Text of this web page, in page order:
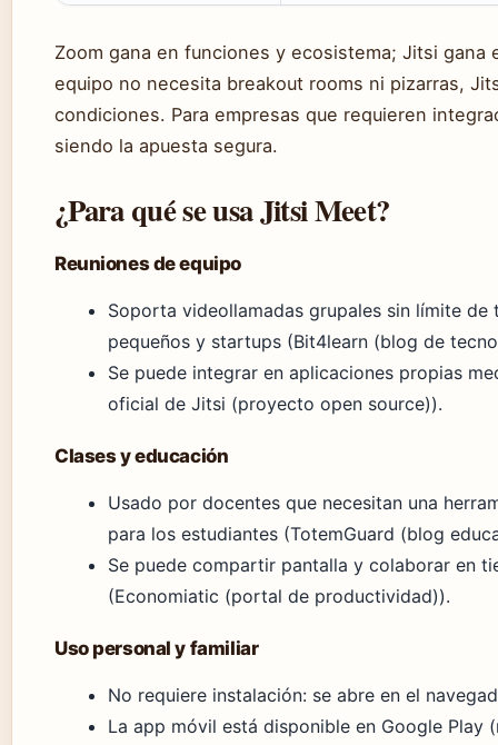
Zoom gana en funciones y ecosistema; Jitsi gana
equipo no necesita breakout rooms ni pizarras,
condiciones. Para empresas que requieren
siendo la apuesta segura.
¿Para qué se usa Jitsi Meet?
Reuniones de equipo
Soporta videollamadas grupales sin límite de
pequeños y startups (Bit4learn (blog de
Se puede integrar en aplicaciones propias
oficial de Jitsi (proyecto open source)).
Clases y educación
Usado por docentes que necesitan una
para los estudiantes (TotemGuard (blog
Se puede compartir pantalla y colaborar en
(Economiatic (portal de productividad)).
Uso personal y familiar
No requiere instalación: se abre en el
La app móvil está disponible en Google Play